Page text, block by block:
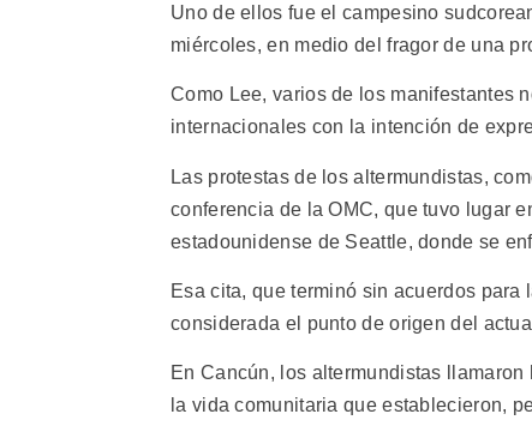
Uno de ellos fue el campesino
miércoles, en medio del fragor de una
Como Lee, varios de los manifestantes
internacionales con la intención de
Las protestas de los altermundistas,
conferencia de la OMC, que tuvo lugar
estadounidense de Seattle, donde se
Esa cita, que terminó sin acuerdos
considerada el punto de origen del
En Cancún, los altermundistas
la vida comunitaria que establecieron,